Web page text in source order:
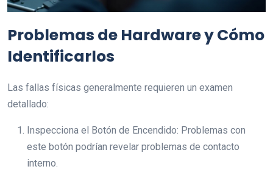
Problemas de Hardware y Cómo
Identificarlos
Las fallas físicas generalmente requieren un examen
detallado:
Inspecciona el Botón de Encendido: Problemas con
este botón podrían revelar problemas de contacto
interno.